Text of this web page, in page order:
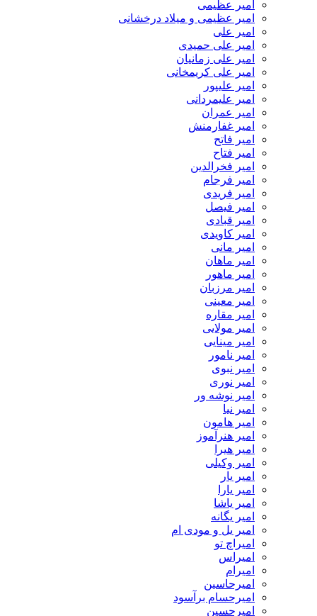
امیر عظیمی
امیر عظیمی و میلاد درخشانی
امیر علی
امیر علی حمیدی
امیر علی زمانیان
امیر علی کریمخانی
امیر علیپور
امیر علیمردانی
امیر عمران
امیر غفارمنش
امیر فاتح
امیر فتاح
امیر فخرالدین
امیر فرجام
امیر فریدی
امیر فیصل
امیر قبادی
امیر کاویدی
امیر مانی
امیر ماهان
امیر ماهور
امیر مرزبان
امیر معینی
امیر مقاره
امیر مولایی
امیر مینایی
امیر نامور
امیر نبوی
امیر نوری
امیر نوشه ور
امیر نیا
امیر هامون
امیر هنرآموز
امیر هیرا
امیر وکیلی
امیر یار
امیر یارا
امیر یاشا
امیر یگانه
امیر یل و مودی ام
امیراچ تو
امیراس
امیرام
امیرحاسین
امیرحسام برآسود
امیرحسین